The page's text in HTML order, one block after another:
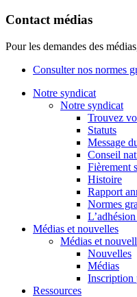
Contact médias
Pour les demandes des
Consulter nos normes
Notre syndicat
Notre syndicat
Trouvez
Statuts
Message
Conseil
Fièrement
Histoire
Rapport
Normes
Médias et nouvelles
Médias et
Nouvelles
Médias
Inscription
Ressources